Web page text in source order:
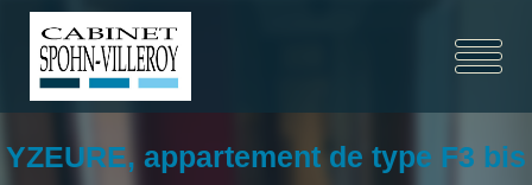
YZEURE, appartement de type F3 bis